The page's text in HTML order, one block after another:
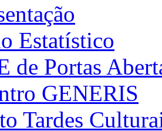
Estatístico
de Portas
GENERIS
Tardes